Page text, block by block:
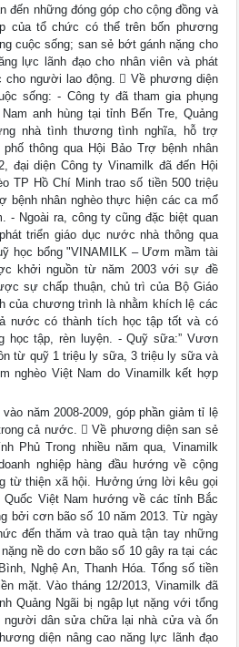
đến những đóng góp cho cộng đồng và
của tổ chức có thể trên bốn phương
cuộc sống; san sẻ bớt gánh nặng cho
lực lãnh đạo cho nhân viên và phát
cho người lao động.  Về phương diện
sống: - Công ty đã tham gia phụng
anh hùng tại tỉnh Bến Tre, Quảng
nhà tình thương tình nghĩa, hỗ trợ
phố thông qua Hội Bảo Trợ bệnh nhân
đại diện Công ty Vinamilk đã đến Hội
TP Hồ Chí Minh trao số tiền 500 triệu
bệnh nhân nghèo thực hiện các ca mổ
- Ngoài ra, công ty cũng đặc biệt quan
triển giáo dục nước nhà thông qua
học bổng "VINAMILK – Ươm mầm tài
khởi nguồn từ năm 2003 với sự đề
sự chấp thuận, chủ trì của Bộ Giáo
của chương trình là nhằm khích lệ các
nước có thành tích học tập tốt và có
học tập, rèn luyện. - Quỹ sữa:” Vươn
từ quỹ 1 triệu ly sữa, 3 triệu ly sữa và
nghèo Việt Nam do Vinamilk kết hợp
năm 2008-2009, góp phần giảm tỉ lệ
cả nước.  Về phương diện san sẻ
Phủ Trong nhiều năm qua, Vinamilk
nghiệp hàng đầu hướng về cộng
từ thiện xã hội. Hưởng ứng lời kêu gọi
Quốc Việt Nam hướng về các tỉnh Bắc
bởi cơn bão số 10 năm 2013. Từ ngày
đến thăm và trao quà tận tay những
nề do cơn bão số 10 gây ra tại các
Nghệ An, Thanh Hóa. Tổng số tiền
mặt. Vào tháng 12/2013, Vinamilk đã
Quảng Ngãi bị ngập lụt nặng với tổng
người dân sửa chữa lại nhà cửa và ổn
diện nâng cao năng lực lãnh đạo